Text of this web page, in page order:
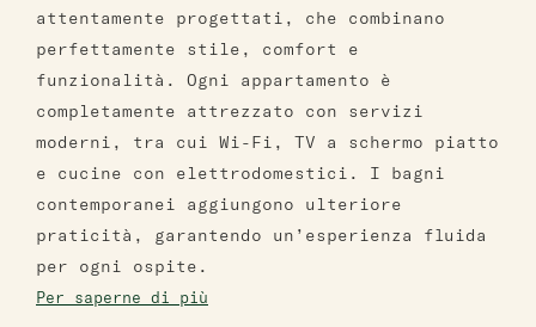
attentamente progettati, che combinano
perfettamente stile, comfort e
funzionalità. Ogni appartamento è
completamente attrezzato con servizi
moderni, tra cui Wi-Fi, TV a schermo piatto
e cucine con elettrodomestici. I bagni
contemporanei aggiungono ulteriore
praticità, garantendo un’esperienza fluida
per ogni ospite.
Per saperne di più